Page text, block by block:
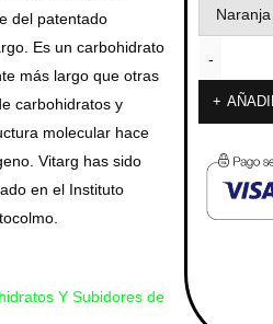
del patentado
Es un carbohidrato
más largo que otras
carbohidratos y
molecular hace
Vitarg has sido
en el Instituto
Y Subidores de